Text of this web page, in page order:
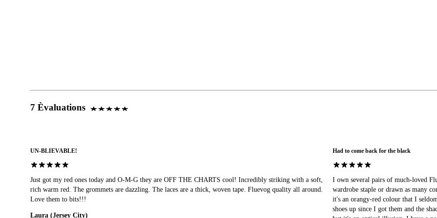
7 Èvaluations
UN-BLIEVABLE!
Just got my red ones today and O-M-G they are OFF THE CHARTS cool! Incredibly striking with a soft,
rich warm red. The grommets are dazzling. The laces are a thick, woven tape. Fluevog quality all around.
Love them to bits!!!
Laura (Jersey City)
Had to come back for the black
I own several pairs of much-loved
wardrobe staple or drawn as many
it's an orangy-red colour that I
shoes up since I got them and the